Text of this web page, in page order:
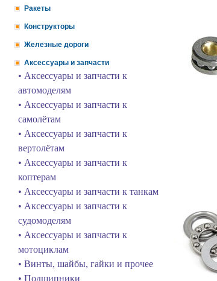
Ракеты
Конструкторы
Железные дороги
Аксессуары и запчасти
• Аксессуары и запчасти к
автомоделям
• Аксессуары и запчасти к
самолётам
• Аксессуары и запчасти к
вертолётам
• Аксессуары и запчасти к
коптерам
• Аксессуары и запчасти к танкам
• Аксессуары и запчасти к
судомоделям
• Аксессуары и запчасти к
мотоциклам
• Винты, шайбы, гайки и прочее
• Подшипники